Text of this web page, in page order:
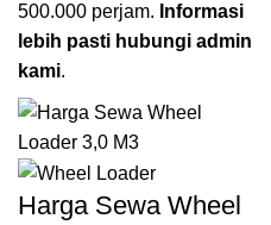
500.000 perjam. Informasi
lebih pasti hubungi admin
kami.
Harga Sewa Wheel